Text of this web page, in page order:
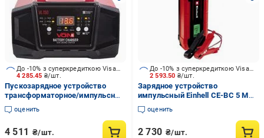
4 285.45 ₴/шт.
До -10% з суперкредиткою Visa Вигода
Пускозарядное устройство
трансформаторное/импульсный
Voin 15 А 180 А/год (VL-150 (2))
оценить
4 511 ₴/шт.
2 593.50 ₴/шт.
До -10% з суперкредиткою Visa Вигода
Зарядное устройство
импульсный Einhell CE-BC 5 M
LiFePO4 5 А 120 А/год (1002251)
оценить
2 730 ₴/шт.